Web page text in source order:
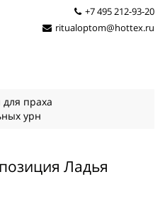
+7 495 212-93-20
ritualoptom@hottex.ru
праха
урн
Ладья